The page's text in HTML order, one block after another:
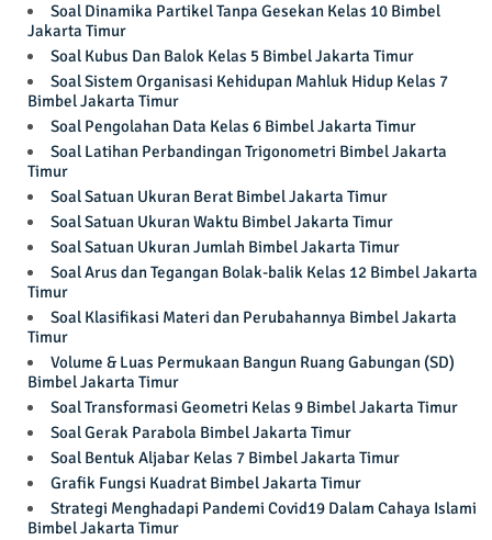
Soal Dinamika Partikel Tanpa Gesekan Kelas 10 Bimbel
Jakarta Timur
Soal Kubus Dan Balok Kelas 5 Bimbel Jakarta Timur
Soal Sistem Organisasi Kehidupan Mahluk Hidup Kelas 7
Bimbel Jakarta Timur
Soal Pengolahan Data Kelas 6 Bimbel Jakarta Timur
Soal Latihan Perbandingan Trigonometri Bimbel Jakarta
Timur
Soal Satuan Ukuran Berat Bimbel Jakarta Timur
Soal Satuan Ukuran Waktu Bimbel Jakarta Timur
Soal Satuan Ukuran Jumlah Bimbel Jakarta Timur
Soal Arus dan Tegangan Bolak-balik Kelas 12 Bimbel Jakarta
Timur
Soal Klasifikasi Materi dan Perubahannya Bimbel Jakarta
Timur
Volume & Luas Permukaan Bangun Ruang Gabungan (SD)
Bimbel Jakarta Timur
Soal Transformasi Geometri Kelas 9 Bimbel Jakarta Timur
Soal Gerak Parabola Bimbel Jakarta Timur
Soal Bentuk Aljabar Kelas 7 Bimbel Jakarta Timur
Grafik Fungsi Kuadrat Bimbel Jakarta Timur
Strategi Menghadapi Pandemi Covid19 Dalam Cahaya Islami
Bimbel Jakarta Timur